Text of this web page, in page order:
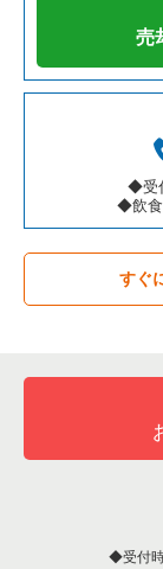
カフェの居抜
テイクアウトの
お弁当・惣菜
カラオケ・パ
バーの居抜き売
居酒屋・ダイ
洋食の居抜き
その他の居抜き
愛知県の飲食
岐阜県の飲食店
三重県の飲食
久喜市の飲食
富士見市の飲食
ふじみ野市の
朝霞市の飲食
草加市の飲食店
さいたま市緑
さいたま市南
熊谷市の飲食
埼玉県の焼肉
埼玉県の鉄板焼
埼玉県のアジ
埼玉県のカフ
埼玉県のテイク
埼玉県のお弁
埼玉県のバー
埼玉県の居酒屋
埼玉県の和食
埼玉県の洋食
川口市のアジ
川口市のカフェ
川口市のテイ
川口市のカラ
川口市のバーの
川口市の居酒屋
川口市の洋食
川口市のその他
売
◆受
◆飲食
すぐ
受付